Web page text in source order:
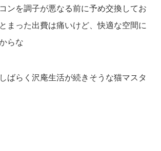
ンを調子が悪なる前に予め交換してお
まった出費は痛いけど、快適な空間に
らな
ばらく沢庵生活が続きそうな猫マスタ